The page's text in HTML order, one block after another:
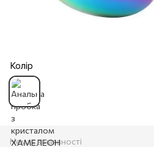
Колір
Немає в наявності